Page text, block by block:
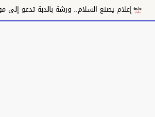
ورشة بالدبة تدعو إلى مواجهة خطاب الكراهية